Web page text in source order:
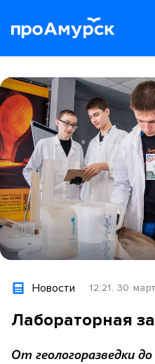
Новости 12:21, 30
Лабораторная
От геологоразведки